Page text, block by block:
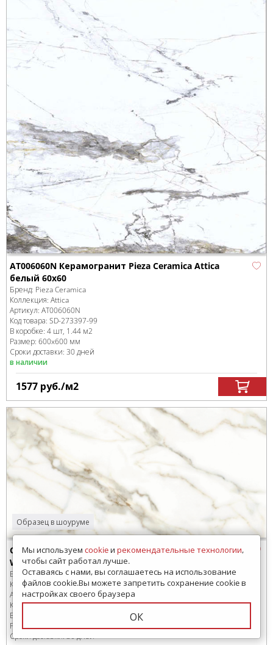
AT006060N Керамогранит Pieza Ceramica Attica
белый 60x60
Бренд: Pieza Ceramica
Коллекция: Attica
Артикул: AT006060N
Код товара: SD-273397-99
В коробке: 4 шт, 1.44 м2
Размер: 600x600 мм
Сроки доставки: 30 дней
в наличии
1577 руб./м2
Образец в шоуруме
CR006012N Керамогранит Pieza Ceramica Carrara
White 60х120
Бренд:Pieza Ceramica
Коллекция: Carrara
Артикул:CR006012N
Код товара:SD-280976-99
В коробке
Размер:1200x600 мм
Сроки доставки: 30 дней
Мы используем cookieи рекомендательные технологии,
чтобы сайт работал лучше.
Оставаясь с нами, вы соглашаетесь на использование
файлов cookie.Вы можете запретить сохранение cookie в
настройках своего браузера
ОК